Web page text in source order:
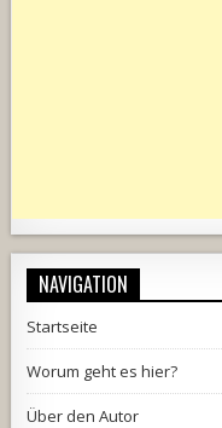
NAVIGATION
Startseite
Worum geht es hier?
Über den Autor